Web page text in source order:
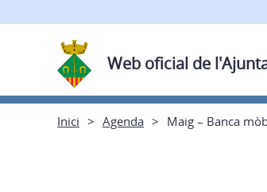
Web oficial de
Inici Agenda Maig – Banca